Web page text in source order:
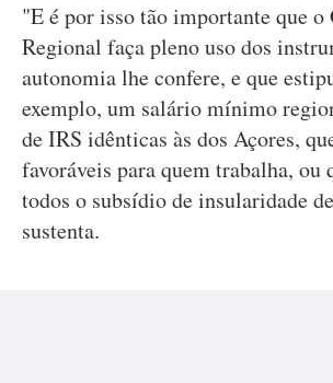
"E é por isso tão importante que o
Regional faça pleno uso dos
autonomia lhe confere, e que
exemplo, um salário mínimo
de IRS idênticas às dos Açores,
favoráveis para quem trabalha, ou
todos o subsídio de insularidade
sustenta.